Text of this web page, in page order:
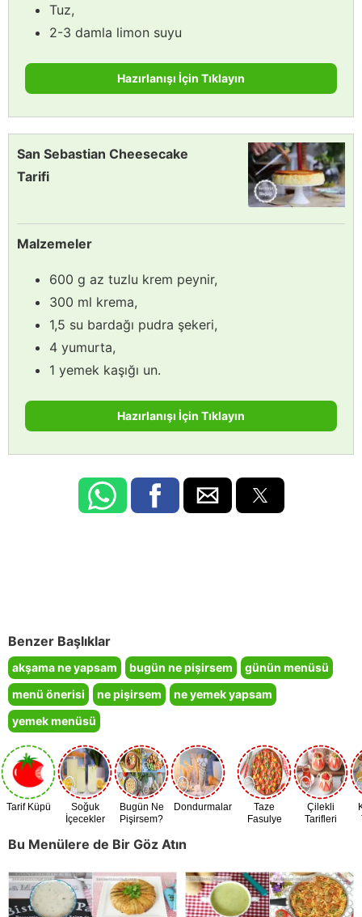
Tuz,
2-3 damla limon suyu
Hazırlanışı İçin Tıklayın
San Sebastian Cheesecake
Tarifi
Malzemeler
600 g az tuzlu krem peynir,
300 ml krema,
1,5 su bardağı pudra şekeri,
4 yumurta,
1 yemek kaşığı un.
Hazırlanışı İçin Tıklayın
Benzer Başlıklar
akşama ne yapsam bugün ne pişirsem
günün menüsü
menü önerisi
ne pişirsem
ne yemek yapsam
yemek menüsü
Tarif Küpü
Soğuk
İçecekler
Bugün Ne
Pişirsem?
Dondurmalar
Taze
Fasulye
Çilekli
Tarifleri
Bu Menülere de Bir Göz Atın